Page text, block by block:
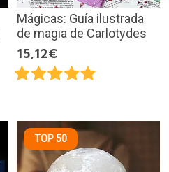
Mágicas: Guía ilustrada
de magia de Carlotydes
15,12€
TOP 50